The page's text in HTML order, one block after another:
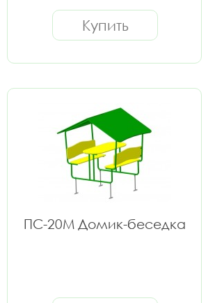
Купить
ПС-20М Домик-беседка